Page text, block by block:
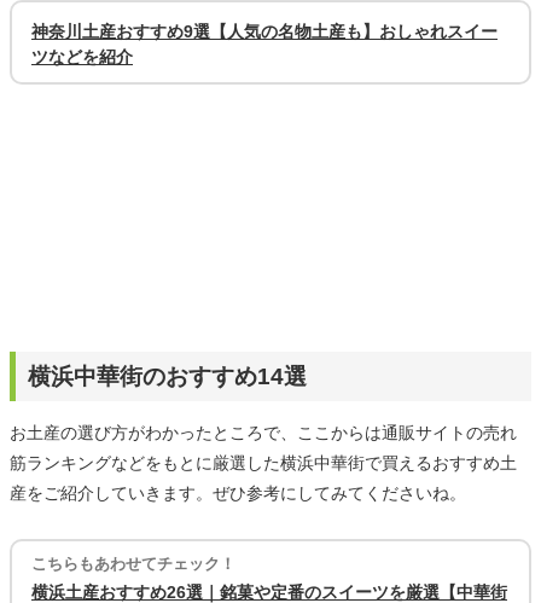
神奈川土産おすすめ9選【人気の名物土産も】おしゃれスイー
ツなどを紹介
横浜中華街のおすすめ14選
お土産の選び方がわかったところで、ここからは通販サイトの売れ
筋ランキングなどをもとに厳選した横浜中華街で買えるおすすめ土
産をご紹介していきます。ぜひ参考にしてみてくださいね。
こちらもあわせてチェック！
横浜土産おすすめ26選｜銘菓や定番のスイーツを厳選【中華街